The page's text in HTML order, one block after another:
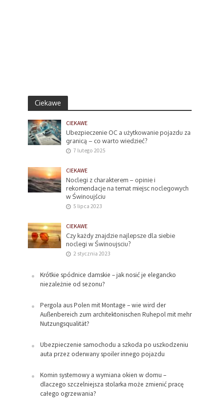
Ciekawe
CIEKAWE
Ubezpieczenie OC a użytkowanie pojazdu za
granicą – co warto wiedzieć?
7 lutego 2025
CIEKAWE
Noclegi z charakterem – opinie i
rekomendacje na temat miejsc noclegowych
w Świnoujściu
5 lipca 2023
CIEKAWE
Czy każdy znajdzie najlepsze dla siebie
noclegi w Świnoujsciu?
2 stycznia 2023
Krótkie spódnice damskie – jak nosić je elegancko
niezależnie od sezonu?
Pergola aus Polen mit Montage – wie wird der
Außenbereich zum architektonischen Ruhepol mit mehr
Nutzungsqualität?
Ubezpieczenie samochodu a szkoda po uszkodzeniu
auta przez oderwany spoiler innego pojazdu
Komin systemowy a wymiana okien w domu –
dlaczego szczelniejsza stolarka może zmienić pracę
całego ogrzewania?